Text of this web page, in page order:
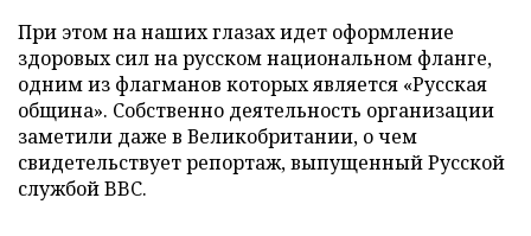
При этом на наших глазах идет оформление
здоровых сил на русском национальном фланге,
одним из флагманов которых является «Русская
община». Собственно деятельность организации
заметили даже в Великобритании, о чем
свидетельствует репортаж, выпущенный Русской
службой BBC.